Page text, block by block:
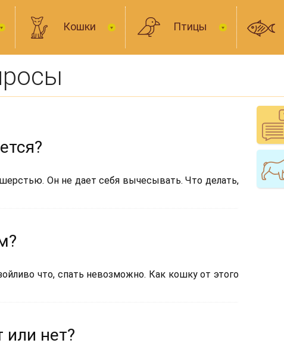
Кошки Птицы
Он не дает себя вычесывать. Что делать,
что, спать невозможно. Как кошку от этого
или нет?